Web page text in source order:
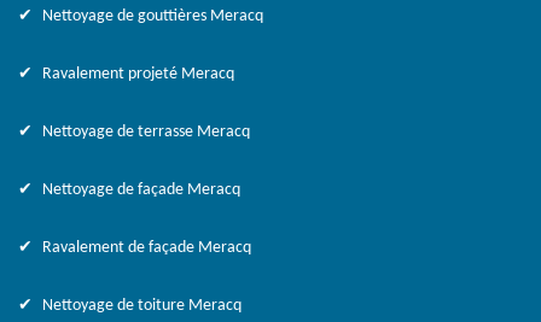
Nettoyage de gouttières Meracq
Ravalement projeté Meracq
Nettoyage de terrasse Meracq
Nettoyage de façade Meracq
Ravalement de façade Meracq
Nettoyage de toiture Meracq